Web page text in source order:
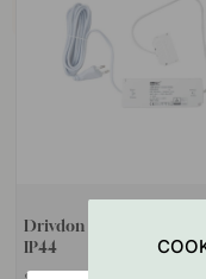
Drivdon UltraThin - 24V /
IP44